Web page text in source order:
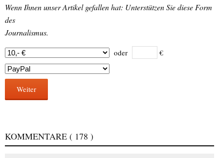
Wenn Ihnen unser Artikel gefallen hat: Unterstützen Sie diese Form
des
Journalismus.
oder €
Weiter
KOMMENTARE ( 178 )